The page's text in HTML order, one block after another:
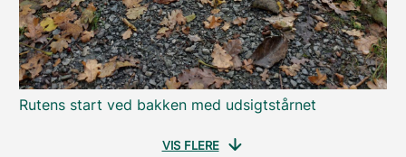
Rutens start ved bakken med udsigtstårnet
VIS FLERE